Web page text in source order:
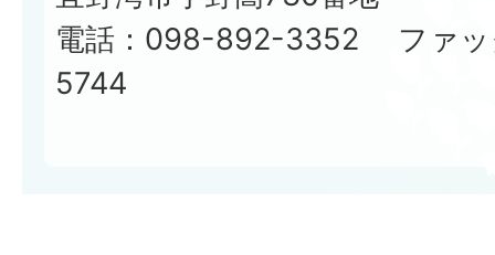
電話：098-892-3352 ファッ
5744